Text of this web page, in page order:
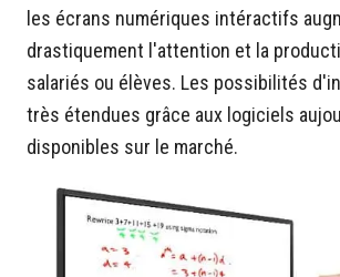
les écrans numériques intéractifs
drastiquement l'attention et la
salariés ou élèves. Les possibilités
très étendues grâce aux logiciels
disponibles sur le marché.